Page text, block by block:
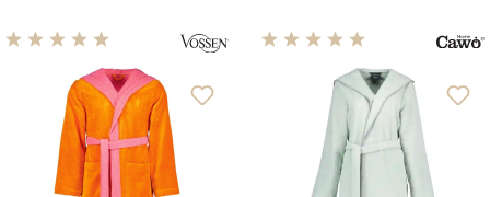
Durchschnittliche Bewertung von 5 von 5 Sternen
Durchschnittliche